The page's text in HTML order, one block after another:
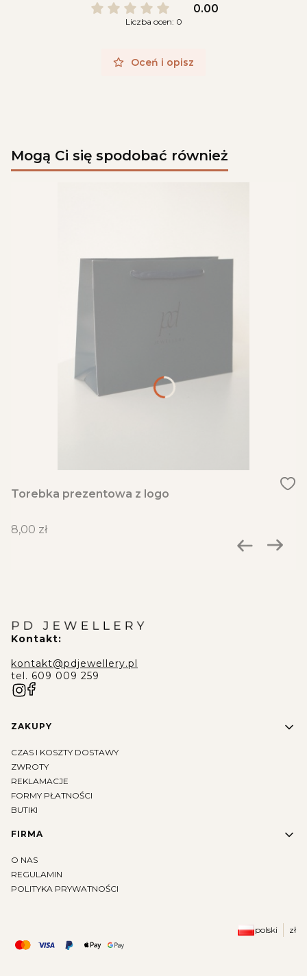
0.00
Liczba ocen: 0
Oceń i opisz
Mogą Ci się spodobać również
Torebka prezentowa z logo
Cena
8,00 zł
Kontakt:
kontakt@pdjewellery.pl
tel. 609 009 259
Linki w stopce
ZAKUPY
CZAS I KOSZTY DOSTAWY
ZWROTY
REKLAMACJE
FORMY PŁATNOŚCI
BUTIKI
FIRMA
O NAS
REGULAMIN
POLITYKA PRYWATNOŚCI
polski zł